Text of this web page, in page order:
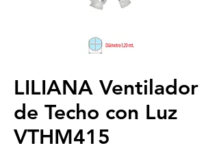
LILIANA Ventilador
de Techo con Luz
VTHM415